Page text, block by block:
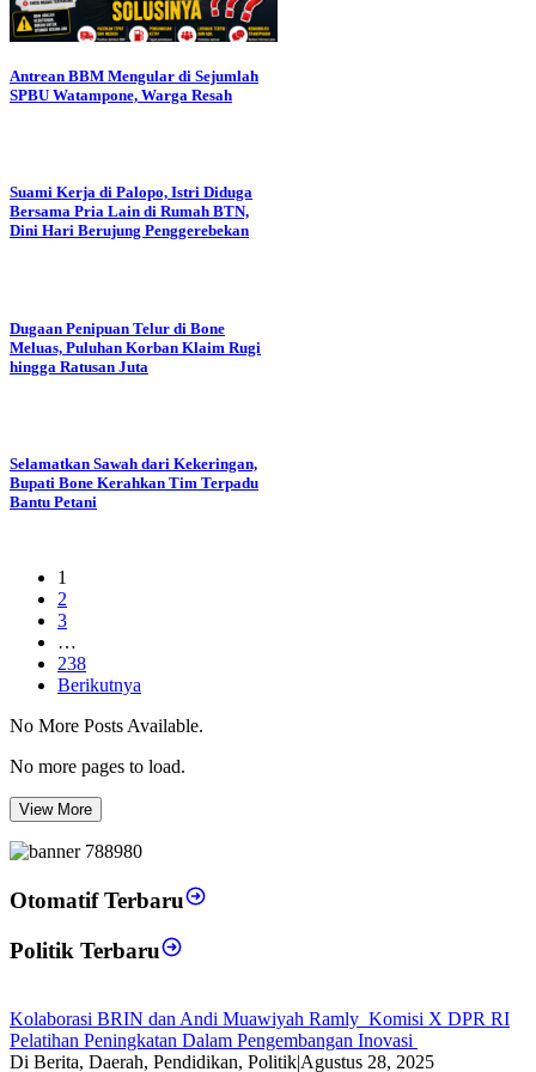
Antrean BBM Mengular di Sejumlah
SPBU Watampone, Warga Resah
Suami Kerja di Palopo, Istri Diduga
Bersama Pria Lain di Rumah BTN,
Dini Hari Berujung Penggerebekan
Dugaan Penipuan Telur di Bone
Meluas, Puluhan Korban Klaim Rugi
hingga Ratusan Juta
Selamatkan Sawah dari Kekeringan,
Bupati Bone Kerahkan Tim Terpadu
Bantu Petani
1
2
3
…
238
Berikutnya
No More Posts Available.
No more pages to load.
View More
Otomatif Terbaru
Politik Terbaru
Kolaborasi BRIN dan Andi Muawiyah Ramly Komisi X DPR RI
Pelatihan Peningkatan Dalam Pengembangan Inovasi
Di Berita, Daerah, Pendidikan, Politik|Agustus 28, 2025